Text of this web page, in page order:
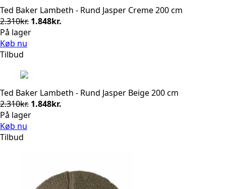
Ted Baker Lambeth - Rund Jasper Creme 200 cm
2.310kr. Den
oprindelige
1.848kr.
På lager
Køb nu
Tilbud
Ted Baker Lambeth - Rund Jasper Beige 200 cm
2.310kr. Den
oprindelige
1.848kr.
På lager
Køb nu
Tilbud